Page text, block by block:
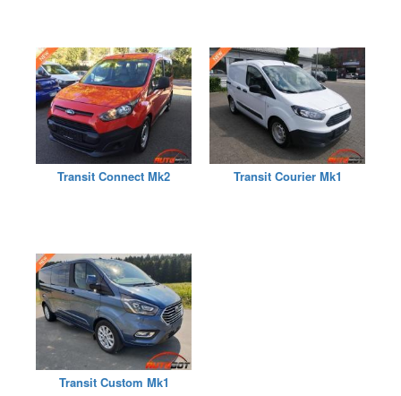
Transit Connect Mk2 Transit Courier Mk1
Transit Custom Mk1